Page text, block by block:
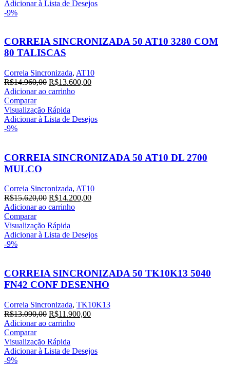
Adicionar à Lista de Desejos
-9%
CORREIA SINCRONIZADA 50 AT10 3280 COM
80 TALISCAS
Correia Sincronizada, AT10
R$14.960,00 R$13.600,00
Adicionar ao carrinho
Comparar
Visualização Rápida
Adicionar à Lista de Desejos
-9%
CORREIA SINCRONIZADA 50 AT10 DL 2700
MULCO
Correia Sincronizada, AT10
R$15.620,00 R$14.200,00
Adicionar ao carrinho
Comparar
Visualização Rápida
Adicionar à Lista de Desejos
-9%
CORREIA SINCRONIZADA 50 TK10K13 5040
FN42 CONF DESENHO
Correia Sincronizada, TK10K13
R$13.090,00 R$11.900,00
Adicionar ao carrinho
Comparar
Visualização Rápida
Adicionar à Lista de Desejos
-9%